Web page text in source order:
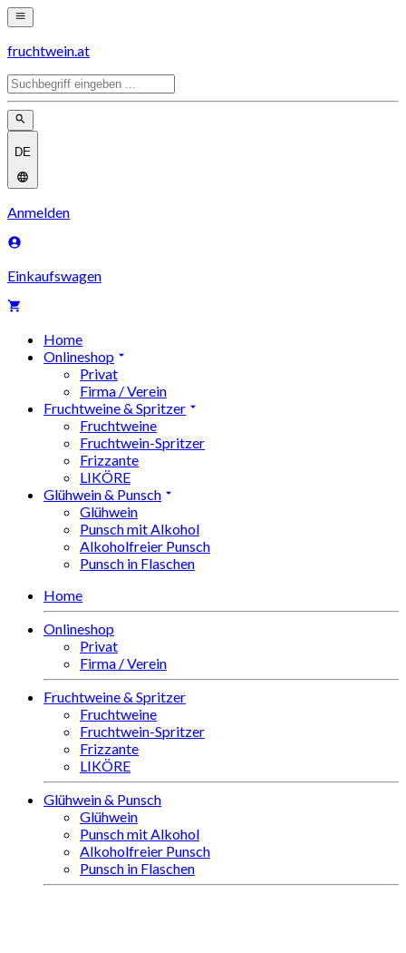
fruchtwein.at
DE
Anmelden
Einkaufswagen
Home
Onlineshop
Privat
Firma / Verein
Fruchtweine & Spritzer
Fruchtweine
Fruchtwein-Spritzer
Frizzante
LIKÖRE
Glühwein & Punsch
Glühwein
Punsch mit Alkohol
Alkoholfreier Punsch
Punsch in Flaschen
Home
Onlineshop
Privat
Firma / Verein
Fruchtweine & Spritzer
Fruchtweine
Fruchtwein-Spritzer
Frizzante
LIKÖRE
Glühwein & Punsch
Glühwein
Punsch mit Alkohol
Alkoholfreier Punsch
Punsch in Flaschen